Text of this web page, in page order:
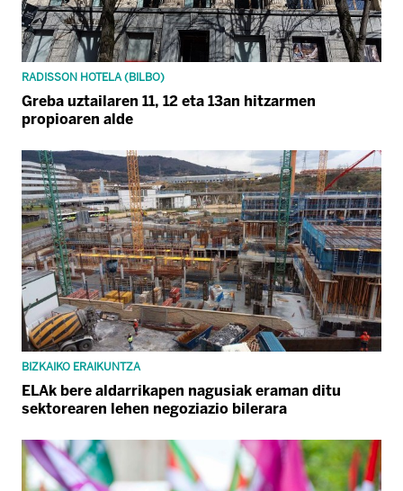
RADISSON HOTELA (BILBO)
Greba uztailaren 11, 12 eta 13an hitzarmen
propioaren alde
BIZKAIKO ERAIKUNTZA
ELAk bere aldarrikapen nagusiak eraman ditu
sektorearen lehen negoziazio bilerara